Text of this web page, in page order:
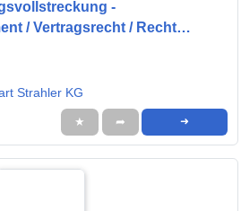
-
/ Vertragsrecht / Recht
Strahler KG
★ ➦ ➜